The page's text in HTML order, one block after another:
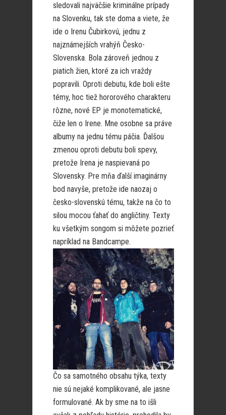
sledovali najväčšie kriminálne prípady
na Slovenku, tak ste doma a viete, že
ide o Irenu Čubirkovú, jednu z
najznámejších vrahýň Česko-
Slovenska. Bola zároveň jednou z
piatich žien, ktoré za ich vraždy
popravili. Oproti debutu, kde boli ešte
témy, hoc tiež hororového charakteru
rôzne, nové EP je monotematické,
čiže len o Irene. Mne osobne sa práve
albumy na jednu tému páčia. Ďalšou
zmenou oproti debutu boli spevy,
pretože Irena je naspievaná po
Slovensky. Pre mňa ďalší imaginárny
bod navyše, pretože ide naozaj o
česko-slovenskú tému, takže na čo to
silou mocou ťahať do angličtiny. Texty
ku všetkým songom si môžete pozrieť
napríklad na Bandcampe.
Čo sa samotného obsahu týka, texty
nie sú nejaké komplikované, ale jasne
formulované. Ak by sme na to išli